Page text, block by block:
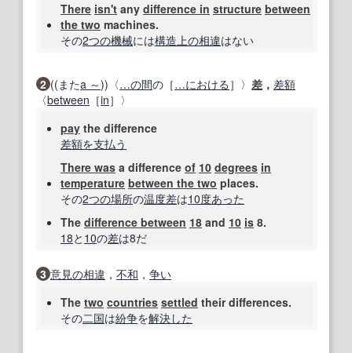
There isn't any difference in structure between
the two machines.
その2つの機械には構造上の相違はない
2 ((またa ～))〈…の間の［…における ］〉 差 ， 差額
〈between ［in］〉
pay the difference
差額を支払う
There was a difference of 10 degrees in
temperature between the two places.
その2つの場所の温度差は10度あった
The difference between 18 and 10 is 8.
18と 10の差は8だ
3 意見の相違 ， 不和 ， 争い
The two countries settled their differences.
その二国は紛争を解決した